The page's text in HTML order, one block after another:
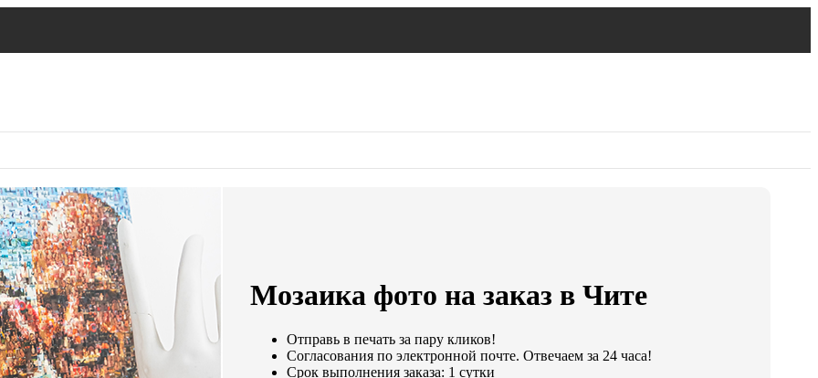
Мозаика фото на заказ в Чите
Отправь в печать за пару кликов!
Согласования по электронной почте. Отвечаем за 24 часа!
Срок выполнения заказа: 1 сутки